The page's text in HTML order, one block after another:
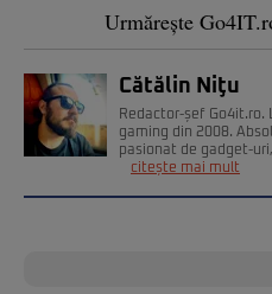
Urmărește
Cătălin Niţu
Redactor-șef Go4it.ro.
gaming din 2008.
pasionat de gadget-
citește mai mult